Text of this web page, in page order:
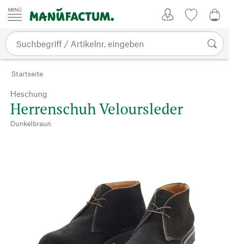
Zum Inhalt springen
Startseite
Heschung
Herrenschuh Veloursleder
Dunkelbraun